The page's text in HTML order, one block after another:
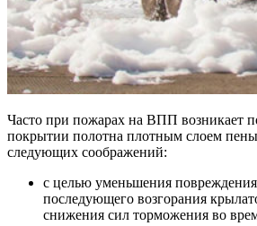
Часто при пожарах на ВПП возникает
покрытии полотна плотным слоем
следующих соображений:
с целью уменьшения
последующего возгорания
снижения сил торможения во